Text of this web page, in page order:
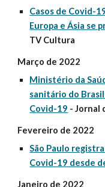
Casos de Covid-
Europa e Ásia se
TV Cultura
Março de 2022
Ministério da
sanitário do
Covid-19 - Jornal
Fevereiro de 2022
São Paulo
Covid-19 desde
Janeiro de 2022